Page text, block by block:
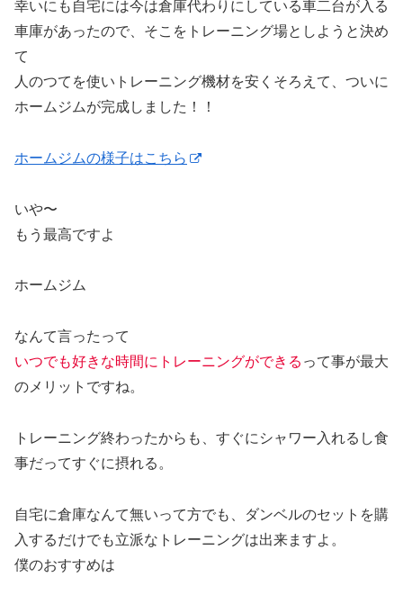
幸いにも自宅には今は倉庫代わりにしている車二台が入る
車庫があったので、そこをトレーニング場としようと決め
て
人のつてを使いトレーニング機材を安くそろえて、ついに
ホームジムが完成しました！！
ホームジムの様子はこちら
いや〜
もう最高ですよ
ホームジム
なんて言ったって
いつでも好きな時間にトレーニングができる って事が最大
のメリットですね。
トレーニング終わったからも、すぐにシャワー入れるし食
事だってすぐに摂れる。
自宅に倉庫なんて無いって方でも、ダンベルのセットを購
入するだけでも立派なトレーニングは出来ますよ。
僕のおすすめは